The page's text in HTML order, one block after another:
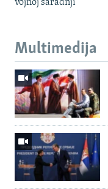
vojnoj saradnji
Multimedija